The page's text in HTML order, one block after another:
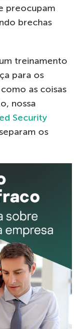
preocupam
brechas
treinamento
para os
as coisas
nossa
Security
os